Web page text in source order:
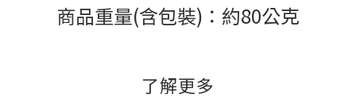
商品重量(含包裝)：約80公克
了解更多